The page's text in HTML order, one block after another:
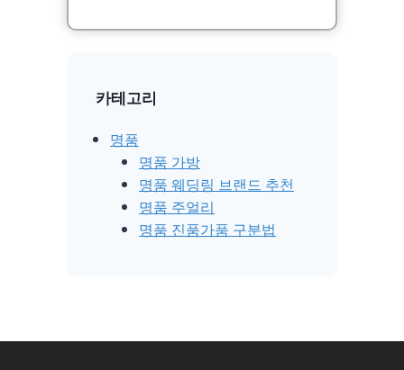
카테고리
명품
명품 가방
명품 웨딩링 브랜드 추천
명품 주얼리
명품 진품가품 구분법